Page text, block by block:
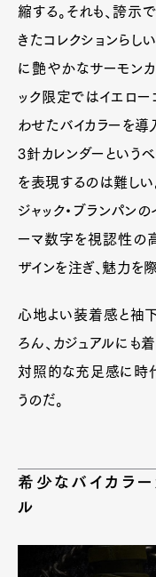
縮する。それも、誇示
きたコレクションらし
に艶やかなサーモン
ック限定ではイエロ
わせたバイカラーを導
3針カレンダーという
を表現するのは難し
ジャック・ブランパン
ーマ数字を視認性の
ザインを注ぎ、魅力を
心地よい装着感と袖
ろん、カジュアルにも
対照的な充足感に時
うのだ。
希少なバイカラー
ル